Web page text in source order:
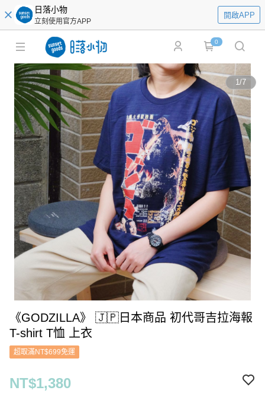
日落小物
立刻使用官方APP
開啟APP
0
1/7
《GODZILLA》 🇯🇵日本商品 初代哥吉拉海報
T-shirt T恤 上衣
超取滿NT$699免運
NT$1,380